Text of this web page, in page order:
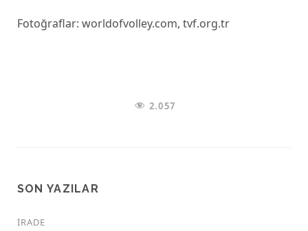
Fotoğraflar: worldofvolley.com, tvf.org.tr
2.057
SON YAZILAR
İRADE